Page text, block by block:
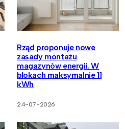
Rząd proponuje nowe
zasady montażu
magazynów energii. W
blokach maksymalnie 11
kWh
24-07-2026